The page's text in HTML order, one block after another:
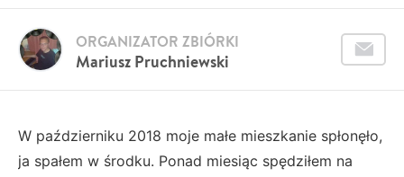
Mariusz Pruchniewski
ORGANIZATOR ZBIÓRKI
W październiku 2018 moje małe mieszkanie spłonęło,
ja spałem w środku. Ponad miesiąc spędziłem na